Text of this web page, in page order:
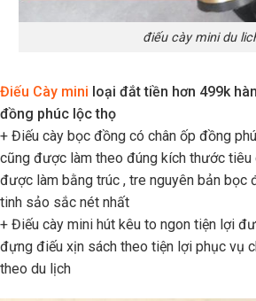
điếu cày mini du
Điếu Cày mini loại đắt tiền hơn 499k
đồng phúc lộc thọ
+ Điếu cày bọc đồng có chân ốp đồng
cũng được làm theo đúng kích thước tiêu
được làm bằng trúc , tre nguyên bản bọc
tinh sảo sắc nét nhất
+ Điếu cày mini hút kêu to ngon tiện lợi
đựng điếu xịn sách theo tiện lợi phục vụ
theo du lịch